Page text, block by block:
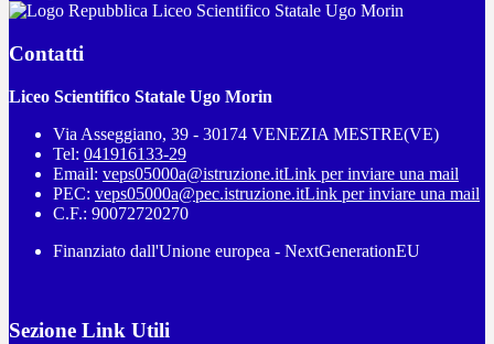
Liceo Scientifico Statale Ugo Morin
Contatti
Liceo Scientifico Statale Ugo Morin
Via Asseggiano, 39 - 30174 VENEZIA MESTRE(VE)
Tel: 041916133-29
Email: veps05000a@istruzione.itLink per inviare una mail
PEC: veps05000a@pec.istruzione.itLink per inviare una mail
C.F.: 90072720270
Finanziato dall'Unione europea - NextGenerationEU
Sezione Link Utili